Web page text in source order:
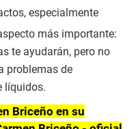
especialmente
más importante:
te ayudarán, pero no
problemas de
líquidos.
Briceño en su